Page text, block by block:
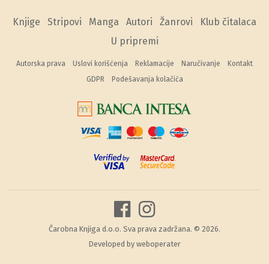
Knjige Stripovi Manga Autori Žanrovi
Klub čitalaca
U pripremi
Autorska prava Uslovi korišćenja Reklamacije Naručivanje
Kontakt
GDPR
Podešavanja kolačića
Čarobna Knjiga d.o.o. Sva prava zadržana. © 2026.
Developed by weboperater